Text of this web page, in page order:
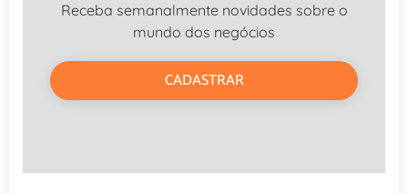
Receba semanalmente novidades sobre o
mundo dos negócios
CADASTRAR